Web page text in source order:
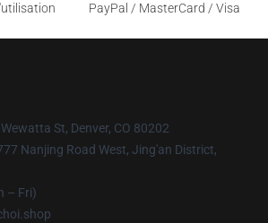
PayPal / MasterCard / Visa
St, Denver, CO 80202
Nanjing Road West, Jing'an District,
– Fri)